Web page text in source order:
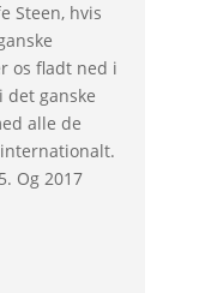
Steen, hvis
os fladt ned i
ganske
alle de
Og 2017